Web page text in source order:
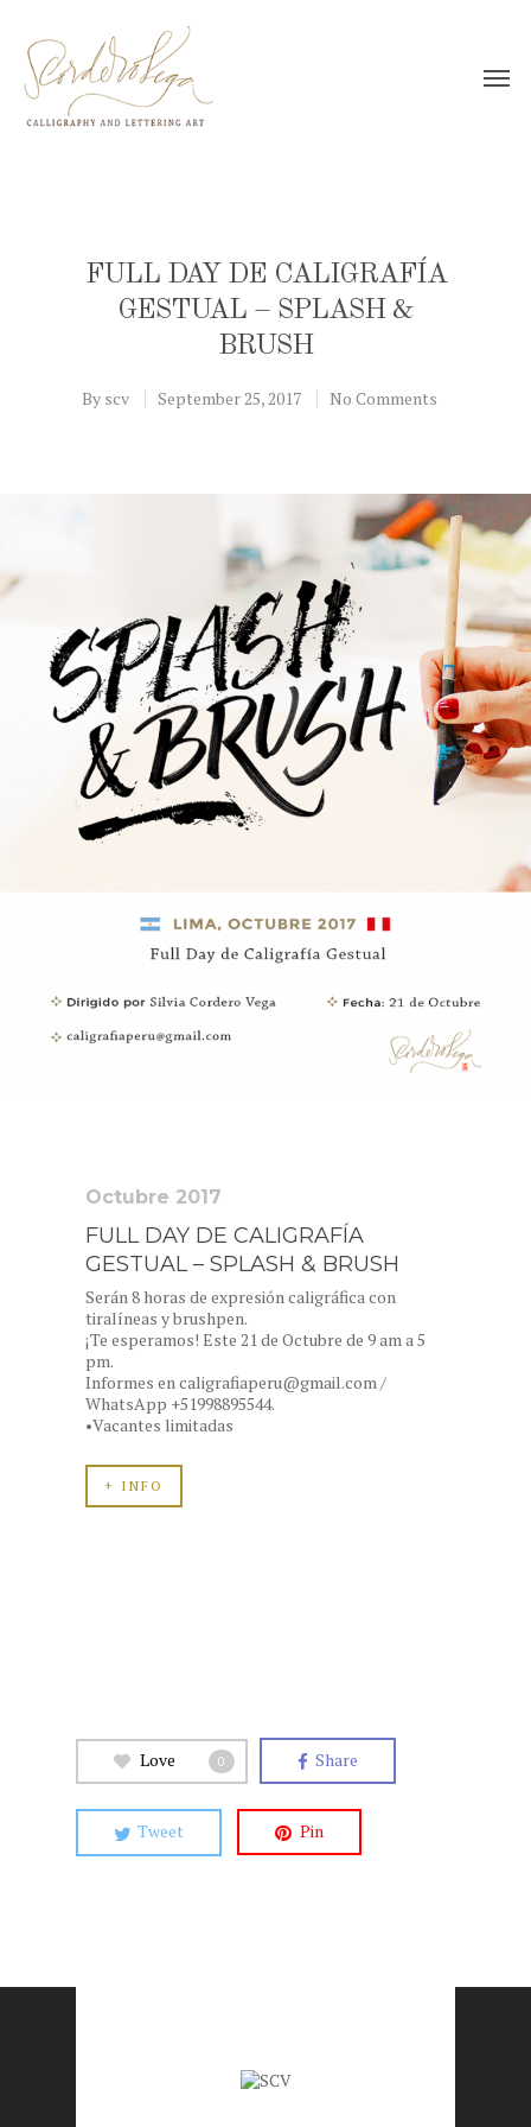
FULL DAY DE CALIGRAFÍA
GESTUAL – SPLASH &
BRUSH
By scv September 25, 2017 No Comments
Octubre 2017
FULL DAY DE CALIGRAFÍA
GESTUAL – SPLASH & BRUSH
Serán 8 horas de expresión caligráfica con
tiralíneas y brushpen.
¡Te esperamos! Este 21 de Octubre de 9 am a 5
pm.
Informes en caligrafiaperu@gmail.com /
WhatsApp +51998895544.
•Vacantes limitadas
+ INFO
Love 0 Share
Tweet Pin